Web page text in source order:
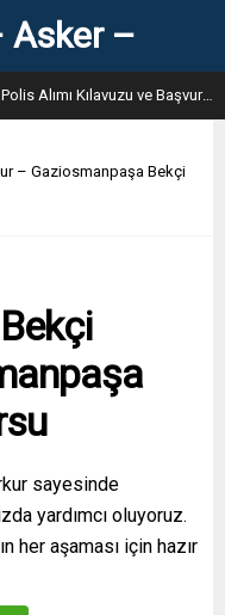
31. Dönem POMEM 7500 Bin Polis Alımı Kılavuzu ve Başvuru Ekranı
– Gaziosmanpaşa Bekçi
sayesinde
yardımcı oluyoruz.
her aşaması için hazır